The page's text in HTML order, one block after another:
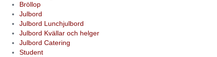
Bröllop
Julbord
Julbord Lunchjulbord
Julbord Kvällar och helger
Julbord Catering
Student